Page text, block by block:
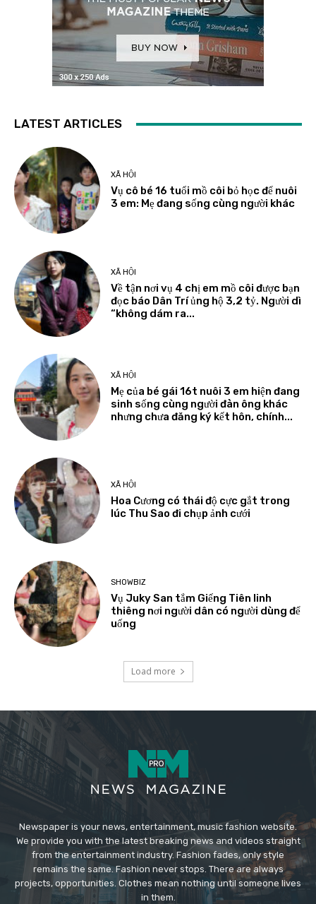
LATEST ARTICLES
XÃ HỘI
Vụ cô bé 16 tuổi mồ côi bỏ học để nuôi
3 em: Mẹ đang sống cùng người khác
XÃ HỘI
Về tận nơi vụ 4 chị em mồ côi được bạn
đọc báo Dân Trí ủng hộ 3,2 tỷ. Người dì
“không dám ra...
XÃ HỘI
Mẹ của bé gái 16t nuôi 3 em hiện đang
sinh sống cùng người đàn ông khác
nhưng chưa đăng ký kết hôn, chính...
XÃ HỘI
Hoa Cương có thái độ cực gắt trong
lúc Thu Sao đi chụp ảnh cưới
SHOWBIZ
Vụ Juky San tắm Giếng Tiên linh
thiêng nơi người dân có người dùng để
uống
Load more
Newspaper is your news, entertainment, music fashion website.
We provide you with the latest breaking news and videos straight
from the entertainment industry. Fashion fades, only style
remains the same. Fashion never stops. There are always
projects, opportunities. Clothes mean nothing until someone lives
in them.